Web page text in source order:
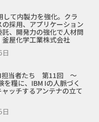
して内製力を強化。クラ
の採用、アプリケーション
、開発力の強化で人材問
屋化学工業株式会社
I担当者たち 第11回 ～
を糧に、IBM Iの人脈づく
ャッチするアンテナの立て